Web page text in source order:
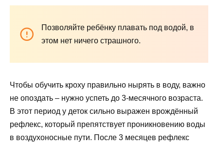
Позволяйте ребёнку плавать под водой, в
этом нет ничего страшного.
Чтобы обучить кроху правильно нырять в воду, важно
не опоздать – нужно успеть до 3-месячного возраста.
В этот период у деток сильно выражен врождённый
рефлекс, который препятствует проникновению воды
в воздухоносные пути. После 3 месяцев рефлекс